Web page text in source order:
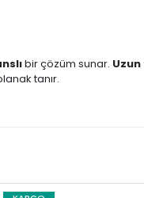
bir çözüm sunar. Uzun
tanır.